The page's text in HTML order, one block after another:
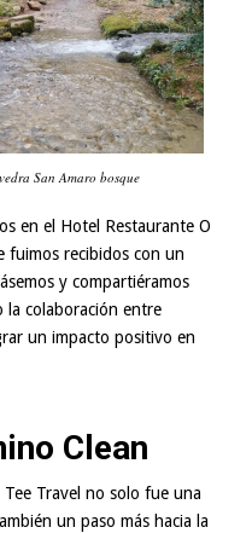
San Amaro bosque
en el Hotel Restaurante O
fuimos recibidos con un
y compartiéramos
la colaboración entre
un impacto positivo en
Clean
Tee Travel no solo fue una
un paso más hacia la